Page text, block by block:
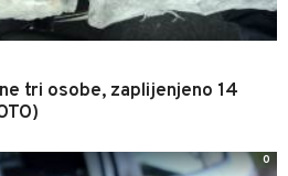
tri osobe, zaplijenjeno 14
0